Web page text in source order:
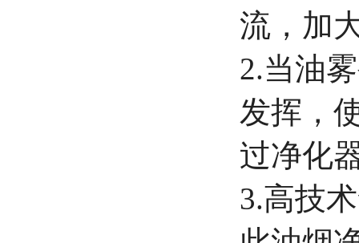
流，加
2.当油
发挥，
过净化
3.高技